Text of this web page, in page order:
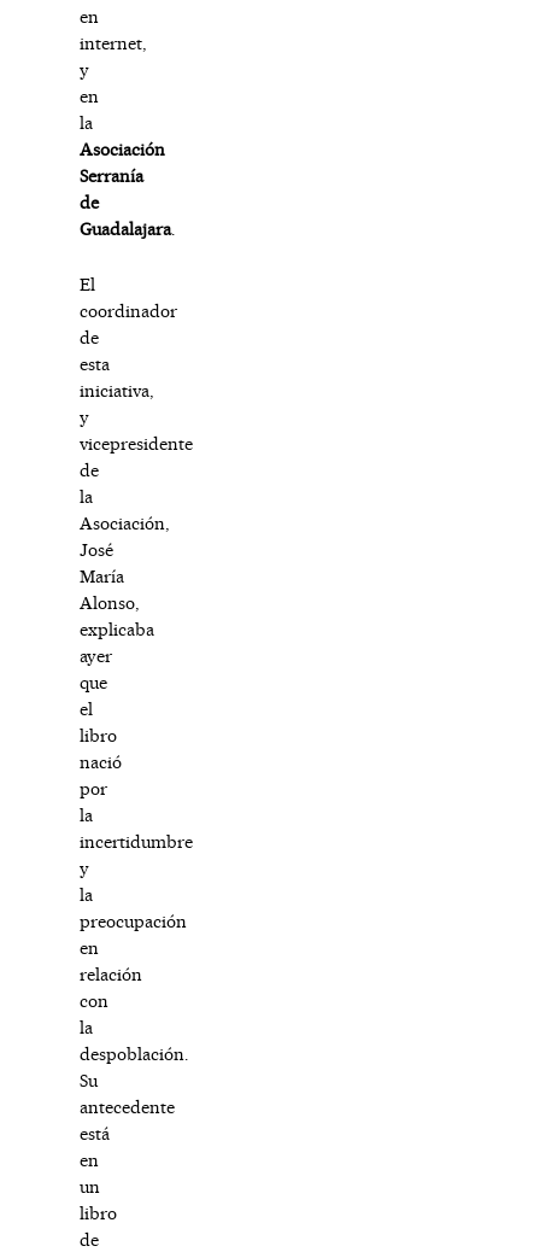
en
internet,
y
en
la
Asociación
Serranía
de
Guadalajara.
El
coordinador
de
esta
iniciativa,
y
vicepresidente
de
la
Asociación,
José
María
Alonso,
explicaba
ayer
que
el
libro
nació
por
la
incertidumbre
y
la
preocupación
en
relación
con
la
despoblación.
Su
antecedente
está
en
un
libro
de